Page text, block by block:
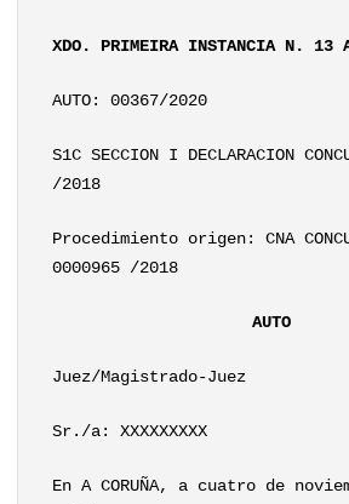
XDO. PRIMEIRA INSTANCIA N. 13 A
AUTO: 00367/2020
S1C SECCION I DECLARACION
/2018
Procedimiento origen: CNA
0000965 /2018
AUTO
Juez/Magistrado-Juez
Sr./a: XXXXXXXXX
En A CORUÑA, a cuatro de